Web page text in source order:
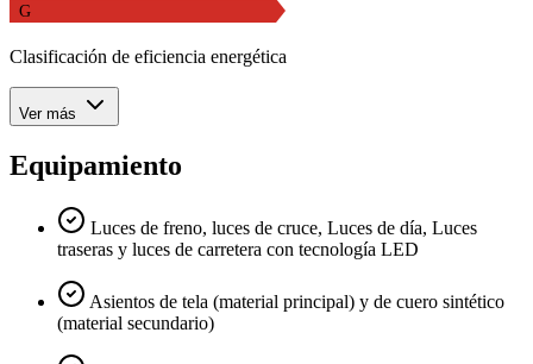
G
Clasificación de eficiencia energética
Ver más
Equipamiento
Luces de freno, luces de cruce, Luces de día, Luces
traseras y luces de carretera con tecnología LED
Asientos de tela (material principal) y de cuero sintético
(material secundario)